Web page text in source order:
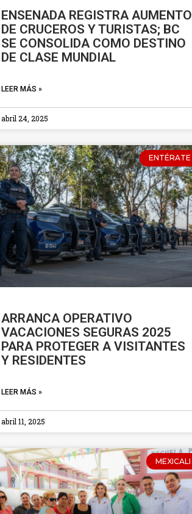
ENSENADA REGISTRA AUMENTO
DE CRUCEROS Y TURISTAS; BC
SE CONSOLIDA COMO DESTINO
DE CLASE MUNDIAL
LEER MÁS »
abril 24, 2025
ENTÉRATE
ARRANCA OPERATIVO
VACACIONES SEGURAS 2025
PARA PROTEGER A VISITANTES
Y RESIDENTES
LEER MÁS »
abril 11, 2025
MEXICALI